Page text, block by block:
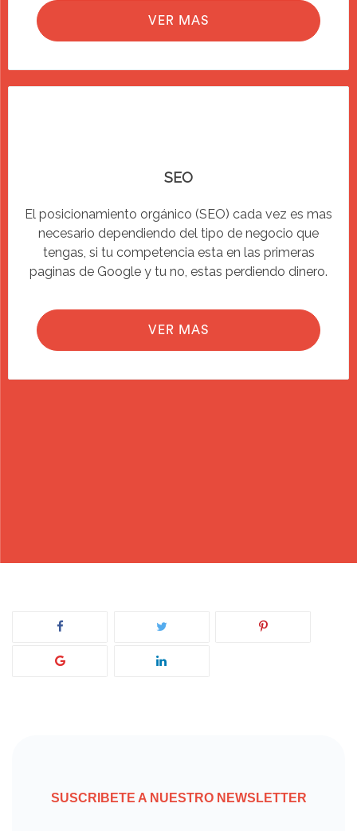
VER MAS
SEO
El posicionamiento orgánico (SEO) cada vez es mas
necesario dependiendo del tipo de negocio que
tengas, si tu competencia esta en las primeras
paginas de Google y tu no, estas perdiendo dinero.
VER MAS
SUSCRIBETE A NUESTRO NEWSLETTER